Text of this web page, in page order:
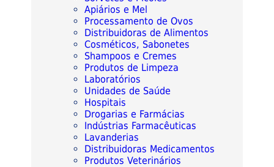
Apiários e Mel
Processamento de Ovos
Distribuidoras de Alimentos
Cosméticos, Sabonetes
Shampoos e Cremes
Produtos de Limpeza
Laboratórios
Unidades de Saúde
Hospitais
Drogarias e Farmácias
Indústrias Farmacêuticas
Lavanderias
Distribuidoras Medicamentos
Produtos Veterinários